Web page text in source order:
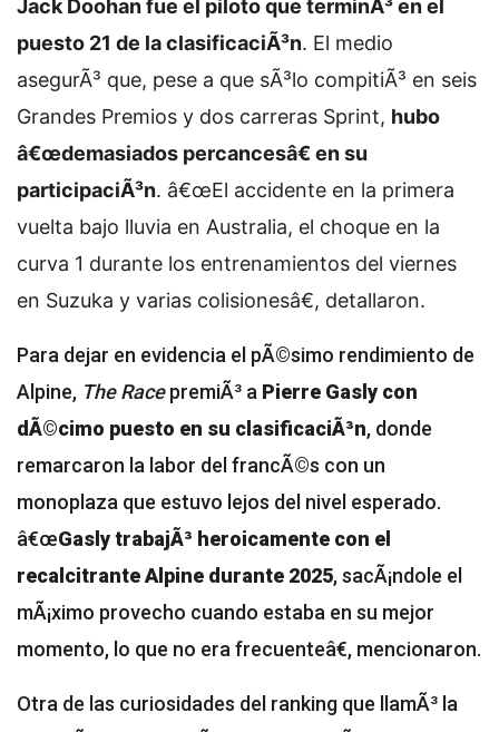
Jack Doohan fue el piloto que terminÃ³ en el
puesto 21 de la clasificaciÃ³n. El medio
asegurÃ³ que, pese a que sÃ³lo compitiÃ³ en seis
Grandes Premios y dos carreras Sprint, hubo
â€œdemasiados percancesâ€ en su
participaciÃ³n. â€œEl accidente en la primera
vuelta bajo lluvia en Australia, el choque en la
curva 1 durante los entrenamientos del viernes
en Suzuka y varias colisionesâ€, detallaron.
Para dejar en evidencia el pÃ©simo rendimiento de
Alpine, The RacepremiÃ³ a Pierre Gasly con
dÃ©cimo puesto en su clasificaciÃ³n, donde
remarcaron la labor del francÃ©s con un
monoplaza que estuvo lejos del nivel esperado.
â€œGasly trabajÃ³ heroicamente con el
recalcitrante Alpine durante 2025, sacÃ¡ndole el
mÃ¡ximo provecho cuando estaba en su mejor
momento, lo que no era frecuenteâ€, mencionaron.
Otra de las curiosidades del ranking que llamÃ³ la